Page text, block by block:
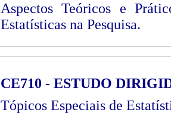
Aspectos Teóricos e
Estatísticas na Pesquisa.
CE710 - ESTUDO
Tópicos Especiais de